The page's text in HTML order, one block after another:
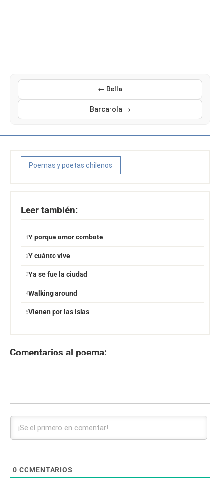
← Bella
Barcarola →
Poemas y poetas chilenos
Leer también:
Y porque amor combate
Y cuánto vive
Ya se fue la ciudad
Walking around
Vienen por las islas
Comentarios al poema:
0 COMENTARIOS